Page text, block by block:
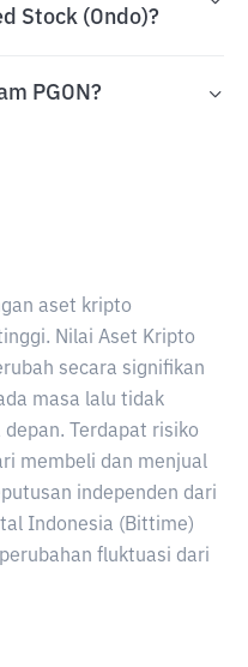
Stock (Ondo)?
PGON?
aset kripto
Nilai Aset Kripto
secara signifikan
masa lalu tidak
Terdapat risiko
membeli dan menjual
independen dari
Indonesia (Bittime)
fluktuasi dari